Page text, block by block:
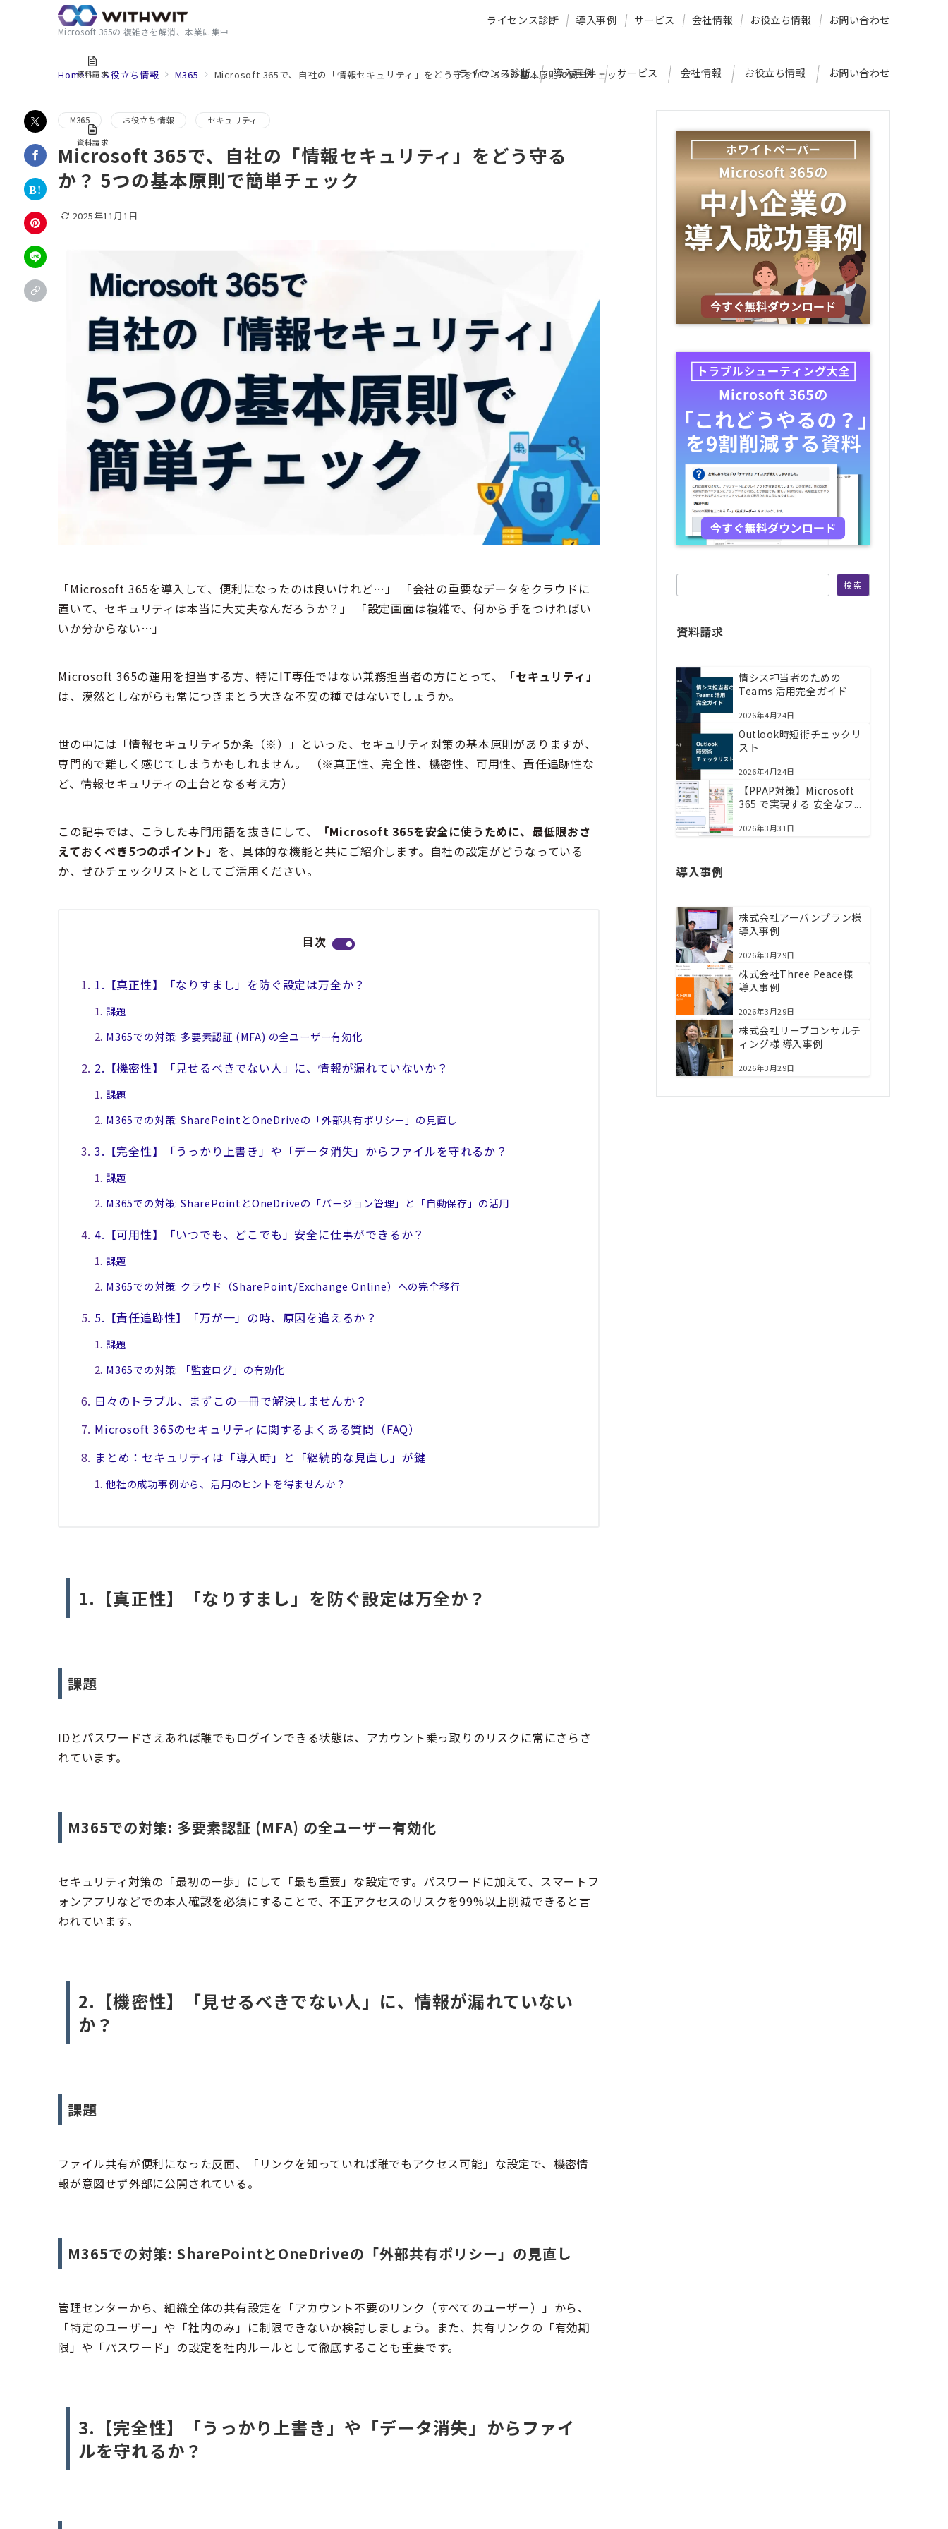
Microsoft 365の 複雑さを解消、本業に集中
ライセンス診断 導入事例 サービス 会社情報 お役立ち情報 お問い合わせ
資料請求
ライセンス診断 導入事例 サービス 会社情報 お役立ち情報 お問い合わせ
資料請求
Home お役立ち情報 M365 Microsoft 365で、自社の「情報セキュリティ」をどう守るか？ 5つの基本原則で簡単チェック
M365 お役立ち情報 セキュリティ
Microsoft 365で、自社の「情報セキュリティ」をどう守る
か？ 5つの基本原則で簡単チェック
2025年11月1日
「Microsoft 365を導入して、便利になったのは良いけれど…」 「会社の重要なデータをクラウドに
置いて、セキュリティは本当に大丈夫なんだろうか？」 「設定画面は複雑で、何から手をつければい
いか分からない…」
Microsoft 365の運用を担当する方、特にIT専任ではない兼務担当者の方にとって、
「セキュリティ」
は、漠然としながらも常につきまとう大きな不安の種ではないでしょうか。
世の中には「情報セキュリティ5か条（※）」といった、セキュリティ対策の基本原則がありますが、
専門的で難しく感じてしまうかもしれません。 （※真正性、完全性、機密性、可用性、責任追跡性な
ど、情報セキュリティの土台となる考え方）
この記事では、こうした専門用語を抜きにして、
「Microsoft 365を安全に使うために、最低限おさ
えておくべき5つのポイント」 を、具体的な機能と共にご紹介します。自社の設定がどうなっている
か、ぜひチェックリストとしてご活用ください。
目次
1.【真正性】「なりすまし」を防ぐ設定は万全か？
課題
M365での対策: 多要素認証 (MFA) の全ユーザー有効化
2.【機密性】「見せるべきでない人」に、情報が漏れていないか？
課題
M365での対策: SharePointとOneDriveの「外部共有ポリシー」の見直し
3.【完全性】「うっかり上書き」や「データ消失」からファイルを守れるか？
課題
M365での対策: SharePointとOneDriveの「バージョン管理」と「自動保存」の活用
4.【可用性】「いつでも、どこでも」安全に仕事ができるか？
課題
M365での対策: クラウド（SharePoint/Exchange Online）への完全移行
5.【責任追跡性】「万が一」の時、原因を追えるか？
課題
M365での対策: 「監査ログ」の有効化
日々のトラブル、まずこの一冊で解決しませんか？
Microsoft 365のセキュリティに関するよくある質問（FAQ）
まとめ：セキュリティは「導入時」と「継続的な見直し」が鍵
他社の成功事例から、活用のヒントを得ませんか？
1.【真正性】「なりすまし」を防ぐ設定は万全か？
課題
IDとパスワードさえあれば誰でもログインできる状態は、アカウント乗っ取りのリスクに常にさらさ
れています。
M365での対策: 多要素認証 (MFA) の全ユーザー有効化
セキュリティ対策の「最初の一歩」にして「最も重要」な設定です。パスワードに加えて、スマートフ
ォンアプリなどでの本人確認を必須にすることで、不正アクセスのリスクを99%以上削減できると言
われています。
2.【機密性】「見せるべきでない人」に、情報が漏れていない
か？
課題
ファイル共有が便利になった反面、「リンクを知っていれば誰でもアクセス可能」な設定で、機密情
報が意図せず外部に公開されている。
M365での対策: SharePointとOneDriveの「外部共有ポリシー」の見直し
管理センターから、組織全体の共有設定を「アカウント不要のリンク（すべてのユーザー）」から、
「特定のユーザー」や「社内のみ」に制限できないか検討しましょう。また、共有リンクの「有効期
限」や「パスワード」の設定を社内ルールとして徹底することも重要です。
3.【完全性】「うっかり上書き」や「データ消失」からファイ
ルを守れるか？
検索
資料請求
情シス担当者のための
Teams 活用完全ガイド
2026年4月24日
Outlook時短術チェックリ
スト
2026年4月24日
【PPAP対策】Microsoft
365 で実現する 安全なフ...
2026年3月31日
導入事例
株式会社アーバンプラン様
導入事例
2026年3月29日
株式会社Three Peace様
導入事例
2026年3月29日
株式会社リープコンサルテ
ィング様 導入事例
2026年3月29日